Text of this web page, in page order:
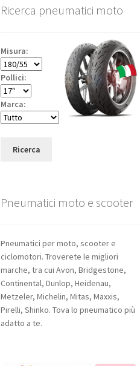
Ricerca pneumatici moto
Misura:
Pollici:
Marca:
Ricerca
Pneumatici moto e scooter
Pneumatici per moto, scooter e
ciclomotori. Troverete le migliori
marche, tra cui Avon, Bridgestone,
Continental, Dunlop, Heidenau,
Metzeler, Michelin, Mitas, Maxxis,
Pirelli, Shinko. Tova lo pneumatico più
adatto a te.